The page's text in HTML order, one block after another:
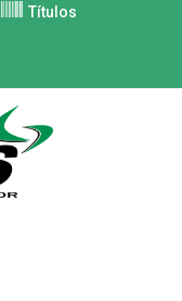
Títulos